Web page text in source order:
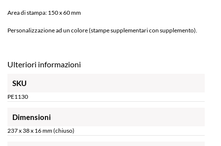
Area di stampa: 150 x 60 mm
Personalizzazione ad un colore (stampe supplementari con supplemento).
Ulteriori informazioni
SKU
PE1130
Dimensioni
237 x 38 x 16 mm (chiuso)